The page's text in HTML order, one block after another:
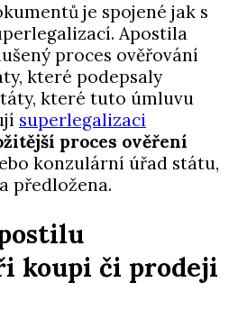
je spojené jak s
Apostila
proces ověřování
které podepsaly
které tuto úmluvu
superlegalizaci
proces ověření
konzulární úřad státu,
předložena.
koupi či prodeji